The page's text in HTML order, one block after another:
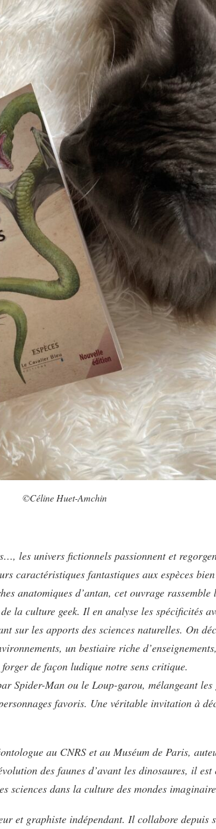
©Céline Huet-Amchin
les univers fictionnels passionnent et
caractéristiques fantastiques aux espèces
anatomiques d’antan, cet ouvrage rassemble
la culture geek. Il en analyse les spécificités
sur les apports des sciences naturelles. On
un bestiaire riche
de façon ludique notre sens ­critique.
Spider-Man ou le Loup-garou, mélangeant les
favoris. Une véritable invitation à
au CNRS et au Muséum de Paris,
des faunes d’avant les dinosaures, il est
sciences dans la culture des mondes
et graphiste indépendant. Il collabore depuis